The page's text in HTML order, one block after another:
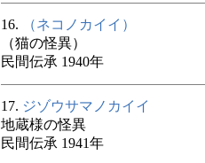
16.
（ネコノカイイ）
（猫の怪異）
民間伝承 1940年
17. ジゾウサマノカイイ
地蔵様の怪異
民間伝承 1941年